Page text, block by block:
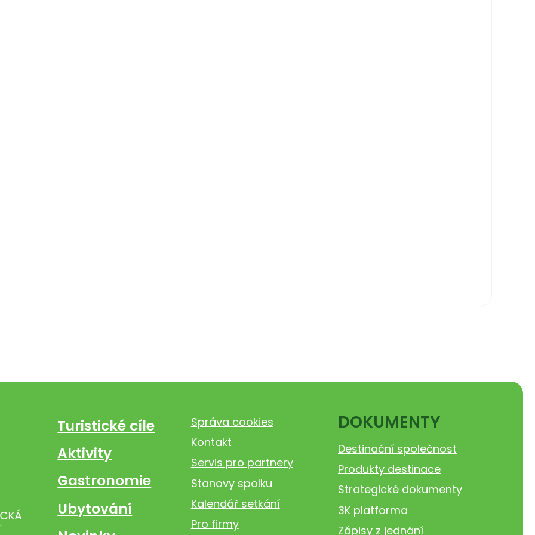
Turistické cíle
Aktivity
Gastronomie
Ubytování
Správa cookies
Kontakt
Servis pro partnery
Stanovy spolku
Kalendář setkání
Pro firmy
DOKUMENTY
Destinační společnost
Produkty destinace
Strategické dokumenty
3K platforma
Zápisy z jednání